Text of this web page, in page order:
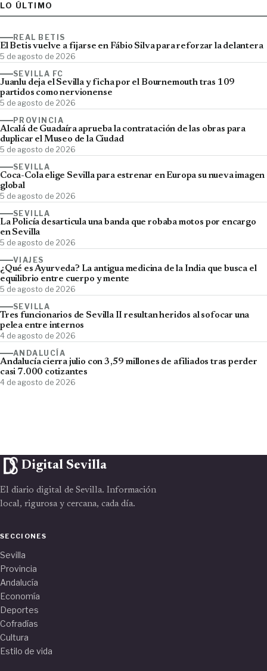
LO ÚLTIMO
REAL BETIS
El Betis vuelve a fijarse en Fábio Silva para reforzar la delantera
5 de agosto de 2026
SEVILLA FC
Juanlu deja el Sevilla y ficha por el Bournemouth tras 109
partidos como nervionense
5 de agosto de 2026
PROVINCIA
Alcalá de Guadaíra aprueba la contratación de las obras para
duplicar el Museo de la Ciudad
5 de agosto de 2026
SEVILLA
Coca-Cola elige Sevilla para estrenar en Europa su nueva imagen
global
5 de agosto de 2026
SEVILLA
La Policía desarticula una banda que robaba motos por encargo
en Sevilla
5 de agosto de 2026
VIAJES
¿Qué es Ayurveda? La antigua medicina de la India que busca el
equilibrio entre cuerpo y mente
5 de agosto de 2026
SEVILLA
Tres funcionarios de Sevilla II resultan heridos al sofocar una
pelea entre internos
4 de agosto de 2026
ANDALUCÍA
Andalucía cierra julio con 3,59 millones de afiliados tras perder
casi 7.000 cotizantes
4 de agosto de 2026
Digital Sevilla
El diario digital de Sevilla. Información
local, rigurosa y cercana, cada día.
SECCIONES
Sevilla
Provincia
Andalucía
Economía
Deportes
Cofradías
Cultura
Estilo de vida